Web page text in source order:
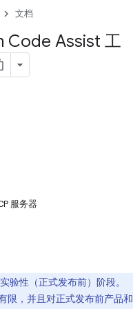
文档
Code Assist 工
服务器
验性（正式发布前）阶段。
限，并且对正式发布前产品和